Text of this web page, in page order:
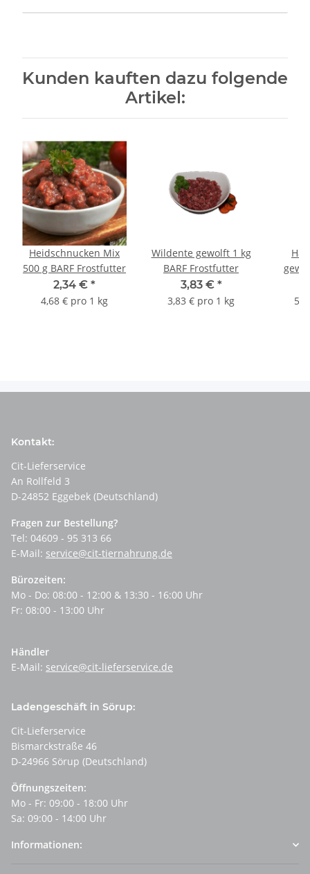
Kunden kauften dazu folgende
Artikel:
Heidschnucken Mix
500 g BARF Frostfutter
2,34 € *
4,68 € pro 1 kg
Wildente gewolft 1 kg
BARF Frostfutter
3,83 € *
3,83 € pro 1 kg
Kontakt:
Cit-Lieferservice
An Rollfeld 3
D-24852 Eggebek (Deutschland)
Fragen zur Bestellung?
Tel: 04609 - 95 313 66
E-Mail: service@cit-tiernahrung.de
Bürozeiten:
Mo - Do: 08:00 - 12:00 & 13:30 - 16:00 Uhr
Fr: 08:00 - 13:00 Uhr
Händler
E-Mail: service@cit-lieferservice.de
Ladengeschäft in Sörup:
Cit-Lieferservice
Bismarckstraße 46
D-24966 Sörup (Deutschland)
Öffnungszeiten:
Mo - Fr: 09:00 - 18:00 Uhr
Sa: 09:00 - 14:00 Uhr
Informationen: